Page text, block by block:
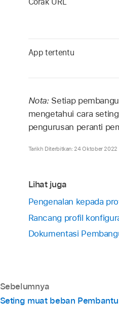
App tertentu
Nota: Setiap
mengetahui cara
pengurusan peranti
Tarikh Diterbitkan: 24 Oktober 2022
Lihat juga
Pengenalan kepada
Rancang profil
Dokumentasi
Sebelumnya
Seting muat beban